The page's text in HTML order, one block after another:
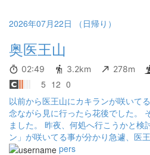
2026年07月22日 （日帰り）
奥医王山
02:49 3.2km 278m
5 12 0
以前から医王山にカキランが咲いて
念ながら見に行ったら花後でした。
ました。 昨夜、何処へ行こうかと検
ン」が咲いてる事が分かり急遽、医
た。 酷暑なので夕霧峠から奥医王山
pers